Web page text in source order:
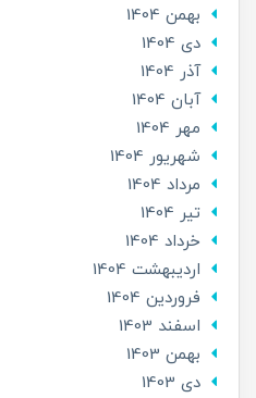
بهمن 1404
دی 1404
آذر 1404
آبان 1404
مهر 1404
شهریور 1404
مرداد 1404
تير 1404
خرداد 1404
ارديبهشت 1404
فروردین 1404
اسفند 1403
بهمن 1403
دی 1403